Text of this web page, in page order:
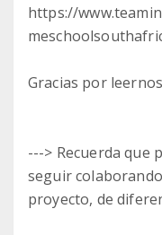
https://
Gracias por leernos
---> Recuerda que
seguir
proyecto, de